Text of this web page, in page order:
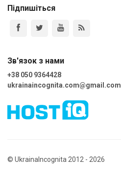
Підпишіться
Зв'язок з нами
+38 050 9364428
ukrainaincognita.com@gmail.com
© UkrainaIncognita 2012 - 2026